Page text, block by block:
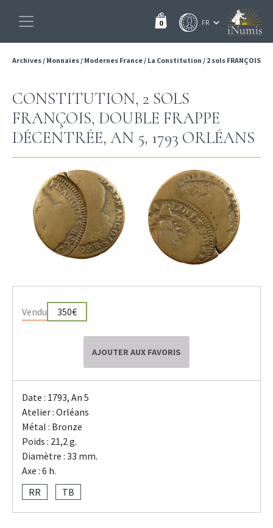
0
Archives/ Monnaies/ Modernes France/ La Constitution / 2 sols FRANÇOIS
CONSTITUTION, 2 SOLS
FRANÇOIS, DOUBLE FRAPPE
DÉCENTRÉE, AN 5, 1793 ORLÉANS
Vendu 350€
AJOUTER AUX FAVORIS
Date : 1793, An 5
Atelier : Orléans
Métal : Bronze
Poids : 21,2 g.
Diamètre : 33 mm.
Axe : 6 h.
RR
TB